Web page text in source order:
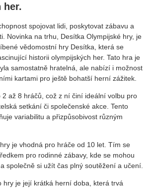
her.
spojovat lidi, poskytovat zábavu a
Novinka na trhu, Desítka Olympijské hry, je
vědomostní hry Desítka, která se
historii olympijských her. Tato hra je
samostatně hratelná, ale nabízí i možnost
kartami pro ještě bohatší herní zážitek.
2 až 8 hráčů, což z ní činí ideální volbu pro
setkání či společenské akce. Tento
variabilitu a přizpůsobivost různým
je vhodná pro hráče od 10 let. Tím se
pro rodinné zábavy, kde se mohou
společně si užít čas plný soutěžení a učení.
hry je její krátká herní doba, která trvá